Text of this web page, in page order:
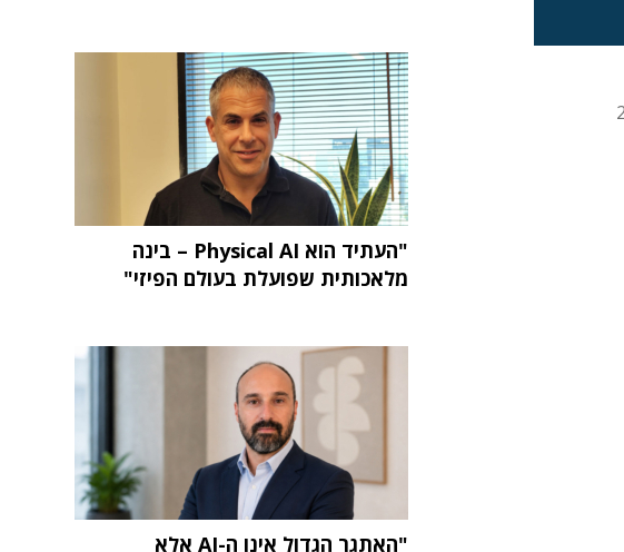
"העתיד הוא Physical AI – בינה
מלאכותית שפועלת בעולם הפיזי"
"האתגר הגדול אינו ה-AI אלא